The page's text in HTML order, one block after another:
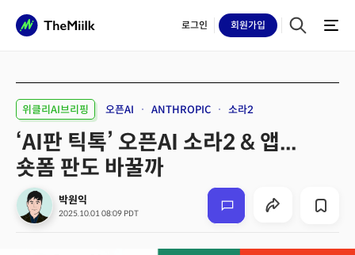
로그인 회원가입
위클리AI브리핑 오픈AI ANTHROPIC 소라2
‘AI판 틱톡’ 오픈AI 소라2 & 앱...
숏폼 판도 바꿀까
박원익
2025.10.01 08:09 PDT